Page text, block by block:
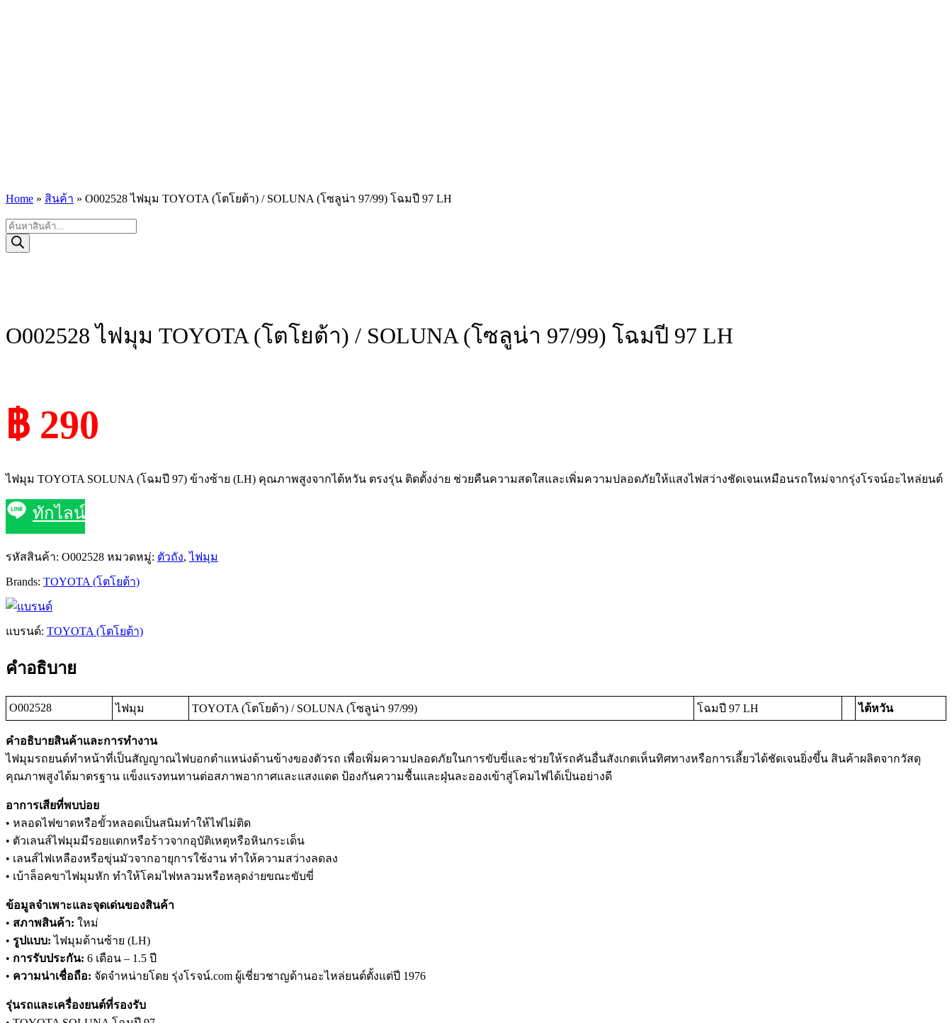
Home » สินค้า » O002528 ไฟมุม TOYOTA (โตโยต้า) / SOLUNA (โซลูน่า 97/99) โฉมปี 97 LH
Products
search
O002528 ไฟมุม TOYOTA (โตโยต้า) / SOLUNA (โซลูน่า 97/99) โฉมปี 97 LH
฿ 290
ไฟมุม TOYOTA SOLUNA (โฉมปี 97) ข้างซ้าย (LH) คุณภาพสูงจากไต้หวัน ตรงรุ่น ติดตั้งง่าย ช่วยคืนความสดใสและเพิ่มความปลอดภัยให้แสงไฟสว่างชัดเจนเหมือนรถใหม่จากรุ่งโรจน์อะไหล่ยนต์
ทักไลน์
รหัสสินค้า: O002528 หมวดหมู่: ตัวถัง,ไฟมุม
Brands: TOYOTA (โตโยต้า)
แบรนด์: TOYOTA (โตโยต้า)
คำอธิบาย
O002528 ไฟมุม TOYOTA (โตโยต้า) / SOLUNA (โซลูน่า 97/99) โฉมปี 97 LH ไต้หวัน
คำอธิบายสินค้าและการทำงาน
ไฟมุมรถยนต์ทำหน้าที่เป็นสัญญาณไฟบอกตำแหน่งด้านข้างของตัวรถ เพื่อเพิ่มความปลอดภัยในการขับขี่และช่วยให้รถคันอื่นสังเกตเห็นทิศทางหรือการเลี้ยวได้ชัดเจนยิ่งขึ้น สินค้าผลิตจากวัสดุ
คุณภาพสูงได้มาตรฐาน แข็งแรงทนทานต่อสภาพอากาศและแสงแดด ป้องกันความชื้นและฝุ่นละอองเข้าสู่โคมไฟได้เป็นอย่างดี
อาการเสียที่พบบ่อย
• หลอดไฟขาดหรือขั้วหลอดเป็นสนิมทำให้ไฟไม่ติด
• ตัวเลนส์ไฟมุมมีรอยแตกหรือร้าวจากอุบัติเหตุหรือหินกระเด็น
• เลนส์ไฟเหลืองหรือขุ่นมัวจากอายุการใช้งาน ทำให้ความสว่างลดลง
• เบ้าล็อคขาไฟมุมหัก ทำให้โคมไฟหลวมหรือหลุดง่ายขณะขับขี่
ข้อมูลจำเพาะและจุดเด่นของสินค้า
• สภาพสินค้า: ใหม่
• รูปแบบ: ไฟมุมด้านซ้าย (LH)
• การรับประกัน: 6 เดือน – 1.5 ปี
• ความน่าเชื่อถือ: จัดจำหน่ายโดย รุ่งโรจน์.com ผู้เชี่ยวชาญด้านอะไหล่ยนต์ตั้งแต่ปี 1976
รุ่นรถและเครื่องยนต์ที่รองรับ